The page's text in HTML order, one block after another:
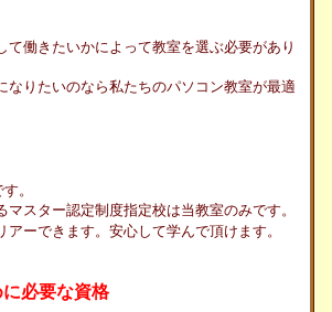
働きたいかによって教室を選ぶ必要があり
りたいのなら私たちのパソコン教室が最適
。
ター認定制度指定校は当教室のみです。
できます。安心して学んで頂けます。
必要な資格